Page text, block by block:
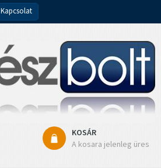
Kapcsolat
KOSÁR
A kosara jelenleg üres